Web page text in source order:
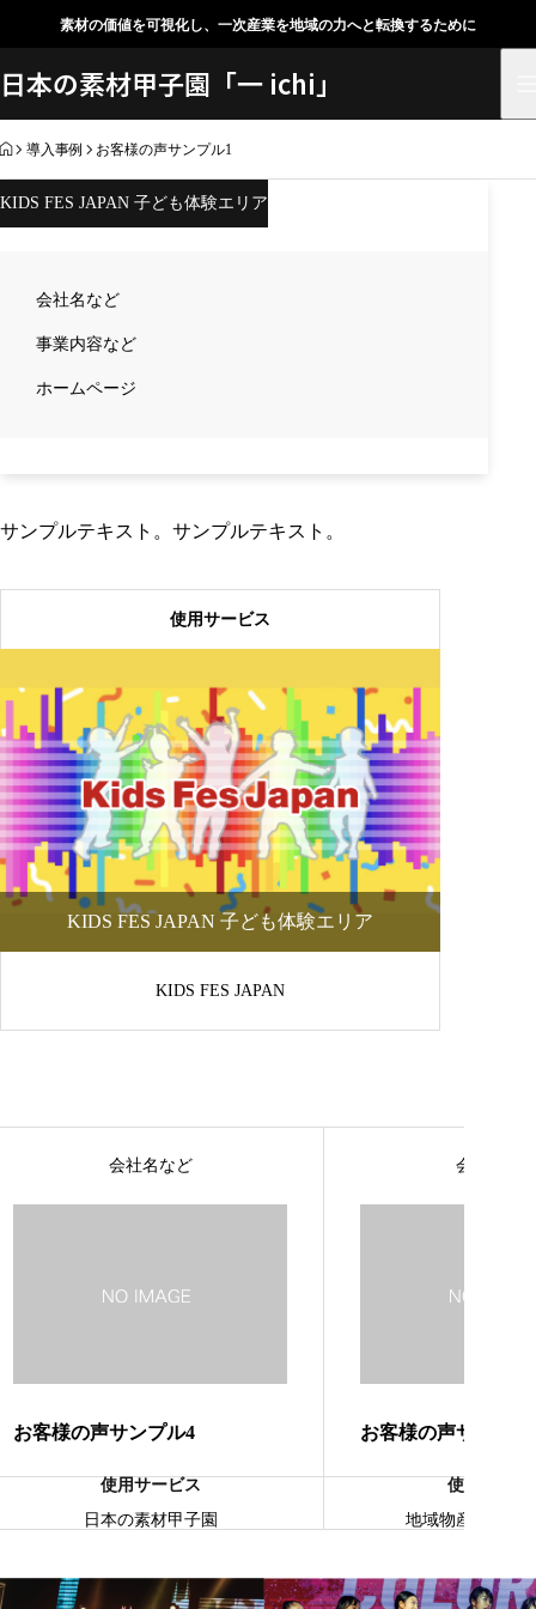
素材の価値を可視化し、一次産業を地域の力へと転換するために
日本の素材甲子園「一 ichi」
HOME
導入事例 お客様の声サンプル1
KIDS FES JAPAN 子ども体験エリア
お客様の声サンプル1
会社名など
事業内容など
ホームページ
サンプルテキスト。サンプルテキスト。
使用サービス
KIDS FES JAPAN 子ども体験エリア
KIDS FES JAPAN
会社名など
お客様の声サンプル4
使用サービス
日本の素材甲子園
会社名な
お客様の声サンプル
使用サービ
地域物産プロモ